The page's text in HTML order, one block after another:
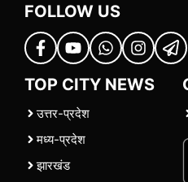
FOLLOW US
TOP CITY NEWS
उत्तर-प्रदेश
मध्य-प्रदेश
झारखंड